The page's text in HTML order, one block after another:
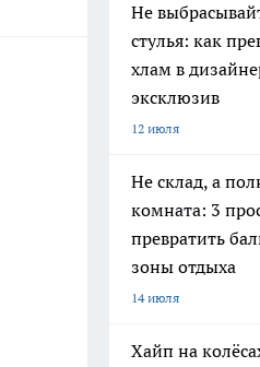
Не
стулья: как
хлам в
эксклюзив
12 июля
Не склад, а
комната: 3
превратить
зоны отдыха
14 июля
Хайп на